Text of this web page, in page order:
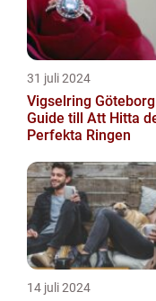
31 juli 2024
Vigselring
Guide till Att Hitta
Perfekta Ringen
14 juli 2024